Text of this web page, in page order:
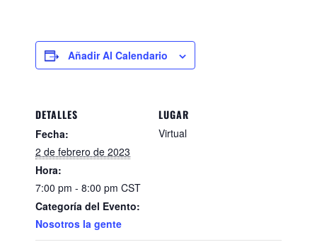
Añadir Al Calendario
DETALLES
Fecha:
2 de febrero de 2023
Hora:
7:00 pm - 8:00 pm CST
Categoría del Evento:
Nosotros la gente
LUGAR
Virtual